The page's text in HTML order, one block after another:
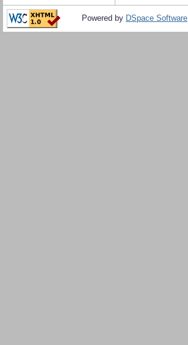
Powered by DSpace Software